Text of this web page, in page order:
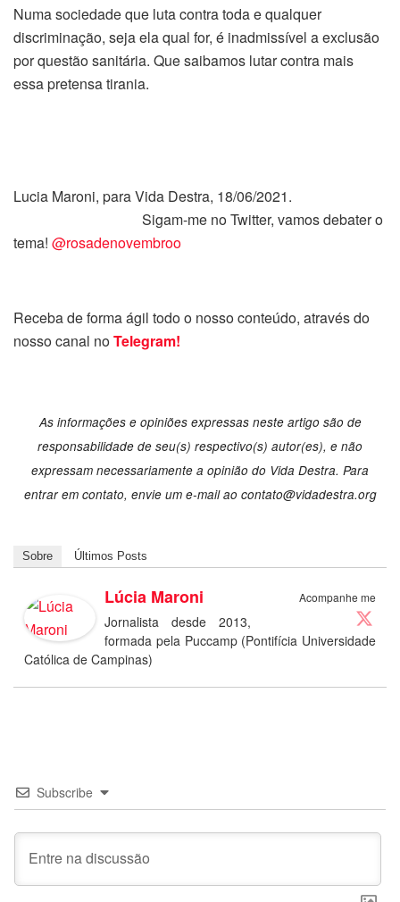
Numa sociedade que luta contra toda e qualquer
discriminação, seja ela qual for, é inadmissível a exclusão
por questão sanitária. Que saibamos lutar contra mais
essa pretensa tirania.
Lucia Maroni, para Vida Destra, 18/06/2021.
Sigam-me no Twitter, vamos debater o
tema! @rosadenovembroo
Receba de forma ágil todo o nosso conteúdo, através do
nosso canal noTelegram!
As informações e opiniões expressas neste artigo são de
responsabilidade de seu(s) respectivo(s) autor(es), e não
expressam necessariamente a opinião do Vida Destra. Para
entrar em contato, envie um e-mail ao contato@vidadestra.org
Sobre Últimos Posts
Acompanhe me
Lúcia Maroni
Jornalista desde 2013,
formada pela Puccamp (Pontifícia Universidade
Católica de Campinas)
Subscribe